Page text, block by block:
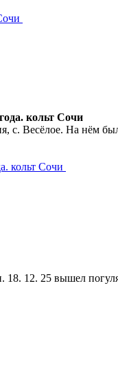
кольт Сочи
с. Весёлое. На нём
кольт Сочи
18. 12. 25 вышел